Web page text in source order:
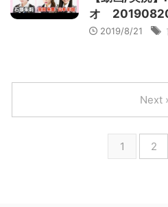
オ
2019/8/21
1 2
Next